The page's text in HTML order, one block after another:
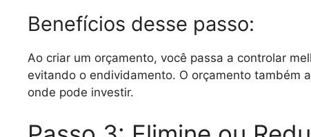
Benefícios desse passo:
Ao criar um orçamento, você passa a controlar
evitando o endividamento. O orçamento também
onde pode investir.